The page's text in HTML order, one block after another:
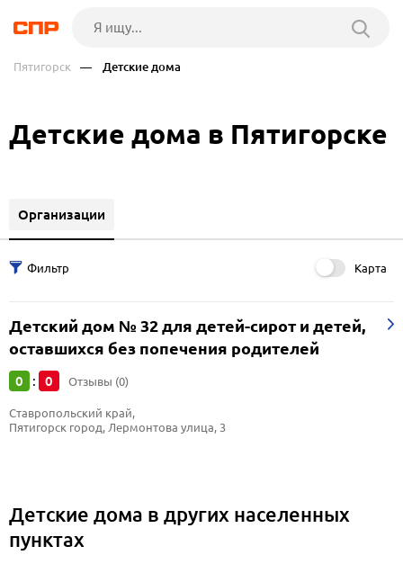
Пятигорск — Детские дома
Детские дома в Пятигорске
Организации
Карта
Детский дом № 32 для детей-сирот и детей,
оставшихся без попечения родителей
0 : 0 Отзывы (0)
Ставропольский край,
Пятигорск город, Лермонтова улица, 3
Детские дома в других населенных
пунктах